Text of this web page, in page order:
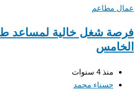
عمال مطاعم
فرصة شغل خالية لمساعد
الخامس
منذ 4 سنوات
حسناء محمد